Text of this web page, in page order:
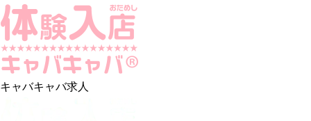
キャバキャバ求人